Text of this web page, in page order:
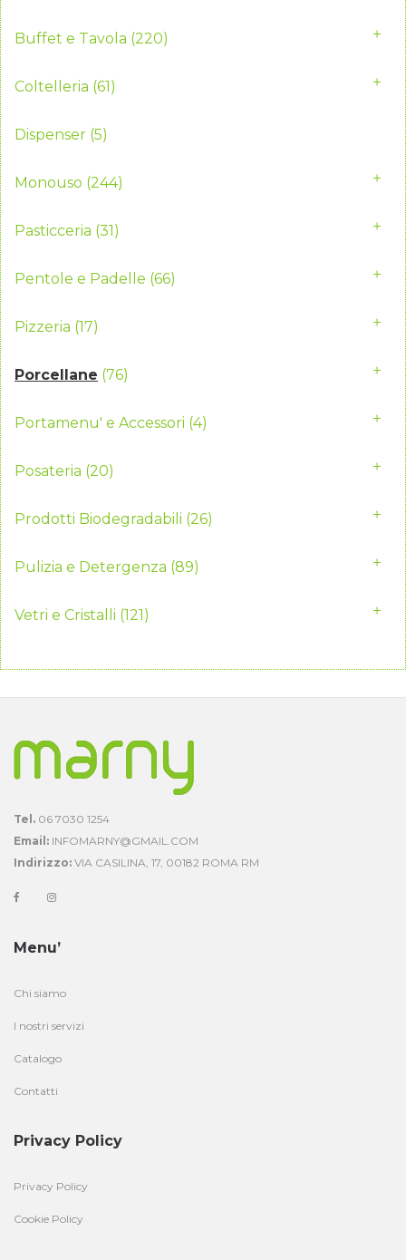
Buffet e Tavola (220)
Coltelleria (61)
Dispenser (5)
Monouso (244)
Pasticceria (31)
Pentole e Padelle (66)
Pizzeria (17)
Porcellane (76)
Portamenu' e Accessori (4)
Posateria (20)
Prodotti Biodegradabili (26)
Pulizia e Detergenza (89)
Vetri e Cristalli (121)
Tel. 06 7030 1254
Email: INFOMARNY@GMAIL.COM
Indirizzo: VIA CASILINA, 17, 00182 ROMA RM
Menu’
Chi siamo
I nostri servizi
Catalogo
Contatti
Privacy Policy
Privacy Policy
Cookie Policy